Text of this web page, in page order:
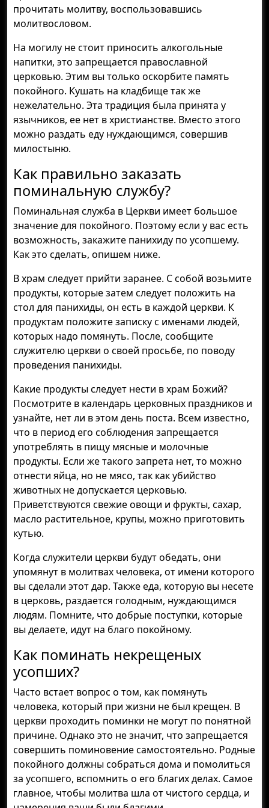
прочитать молитву, воспользовавшись
молитвословом.
На могилу не стоит приносить алкогольные
напитки, это запрещается православной
церковью. Этим вы только оскорбите память
покойного. Кушать на кладбище так же
нежелательно. Эта традиция была принята у
язычников, ее нет в христианстве. Вместо этого
можно раздать еду нуждающимся, совершив
милостыню.
Как правильно заказать
поминальную службу?
Поминальная служба в Церкви имеет большое
значение для покойного. Поэтому если у вас есть
возможность, закажите панихиду по усопшему.
Как это сделать, опишем ниже.
В храм следует прийти заранее. С собой возьмите
продукты, которые затем следует положить на
стол для панихиды, он есть в каждой церкви. К
продуктам положите записку с именами людей,
которых надо помянуть. После, сообщите
служителю церкви о своей просьбе, по поводу
проведения панихиды.
Какие продукты следует нести в храм Божий?
Посмотрите в календарь церковных праздников и
узнайте, нет ли в этом день поста. Всем известно,
что в период его соблюдения запрещается
употреблять в пищу мясные и молочные
продукты. Если же такого запрета нет, то можно
отнести яйца, но не мясо, так как убийство
животных не допускается церковью.
Приветствуются свежие овощи и фрукты, сахар,
масло растительное, крупы, можно приготовить
кутью.
Когда служители церкви будут обедать, они
упомянут в молитвах человека, от имени которого
вы сделали этот дар. Также еда, которую вы несете
в церковь, раздается голодным, нуждающимся
людям. Помните, что добрые поступки, которые
вы делаете, идут на благо покойному.
Как поминать некрещеных
усопших?
Часто встает вопрос о том, как помянуть
человека, который при жизни не был крещен. В
церкви проходить поминки не могут по понятной
причине. Однако это не значит, что запрещается
совершить поминовение самостоятельно. Родные
покойного должны собраться дома и помолиться
за усопшего, вспомнить о его благих делах. Самое
главное, чтобы молитва шла от чистого сердца, и